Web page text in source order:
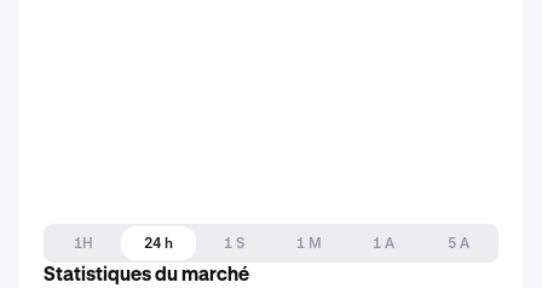
1H 24 h 1 S 1 M 1 A
5 A
Statistiques du marché